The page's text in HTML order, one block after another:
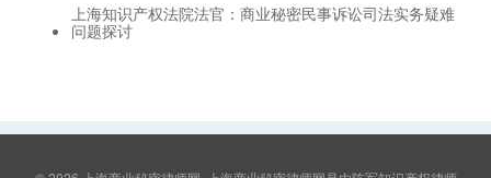
上海知识产权法院法官：商业秘密民事诉讼司法实务疑难
问题探讨